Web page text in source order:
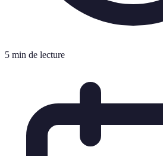
5 min de lecture